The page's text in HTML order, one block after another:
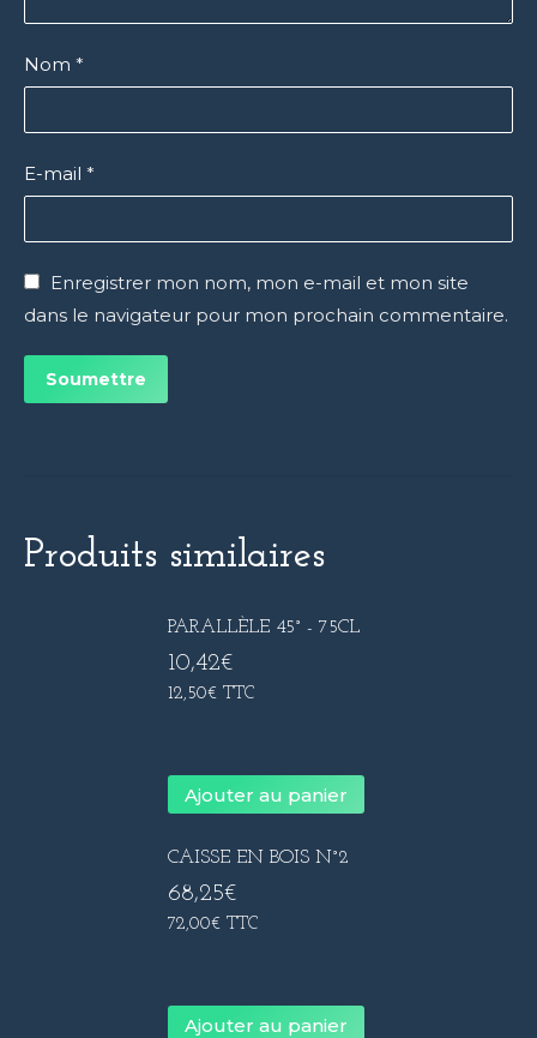
Nom *
E-mail *
Enregistrer mon nom, mon e-mail et mon site
dans le navigateur pour mon prochain commentaire.
Produits similaires
PARALLÈLE 45° - 75CL
10,42€
12,50€ TTC
Ajouter au panier
CAISSE EN BOIS N°2
68,25€
72,00€ TTC
Ajouter au panier